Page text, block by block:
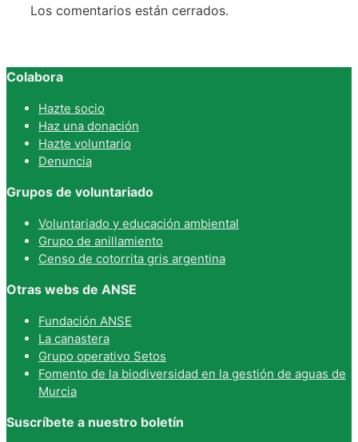
Los comentarios están cerrados.
Colabora
Hazte socio
Haz una donación
Hazte voluntario
Denuncia
Grupos de voluntariado
Voluntariado y educación ambiental
Grupo de anillamiento
Censo de cotorrita gris argentina
Otras webs de ANSE
Fundación ANSE
La canastera
Grupo operativo Setos
Fomento de la biodiversidad en la gestión de aguas de
Murcia
Suscríbete a nuestro boletín